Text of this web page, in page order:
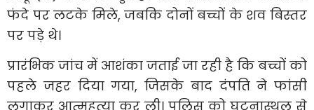
फंदे पर लटके मिले, जबकि दोनों बच्चों के शव बिस्तर
पर पड़े थे।
प्रारंभिक जांच में आशंका जताई जा रही है कि बच्चों को
पहले जहर दिया गया, जिसके बाद दंपति ने फांसी
लगाकर आत्महत्या कर ली। पुलिस को घटनास्थल से